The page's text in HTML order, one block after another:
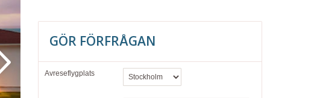
GÖR FÖRFRÅGAN
Avreseflygplats